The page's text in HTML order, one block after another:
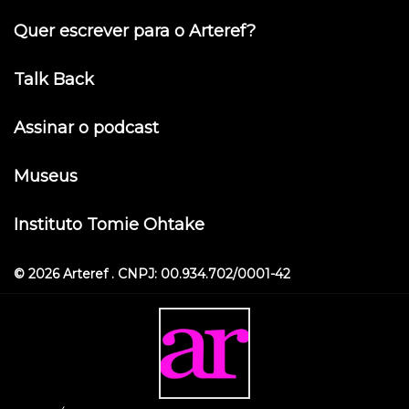
Quer escrever para o Arteref?
Talk Back
Assinar o podcast
Museus
Instituto Tomie Ohtake
© 2026 Arteref . CNPJ: 00.934.702/0001-42